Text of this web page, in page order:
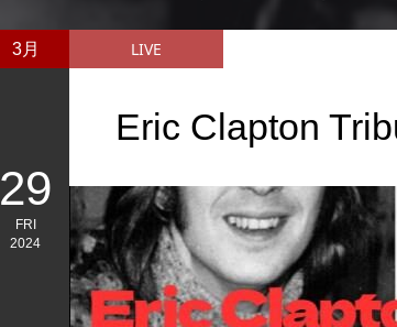
Eric Clapton
3月
29
FRI
2024
LIVE